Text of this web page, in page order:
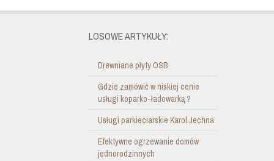
LOSOWE ARTYKUŁY:
Drewniane płyty OSB
Gdzie zamówić w niskiej cenie
usługi koparko-ładowarką ?
Usługi parkieciarskie Karol Jechna
Efektywne ogrzewanie domów
jednorodzinnych